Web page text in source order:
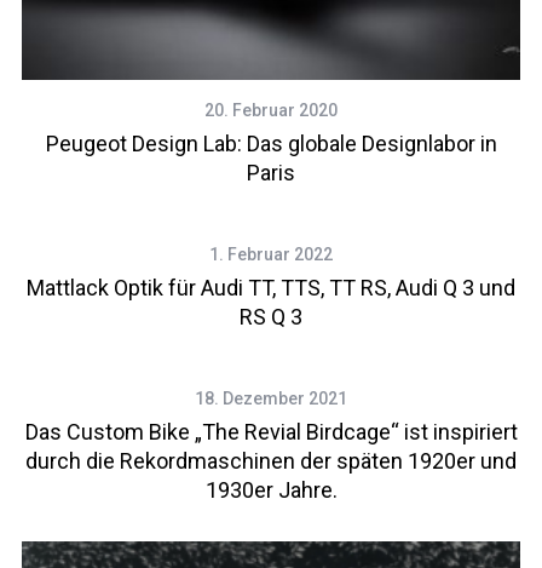
20. Februar 2020
Peugeot Design Lab: Das globale Designlabor in
Paris
1. Februar 2022
Mattlack Optik für Audi TT, TTS, TT RS, Audi Q 3 und
RS Q 3
18. Dezember 2021
Das Custom Bike „The Revial Birdcage“ ist inspiriert
durch die Rekordmaschinen der späten 1920er und
1930er Jahre.